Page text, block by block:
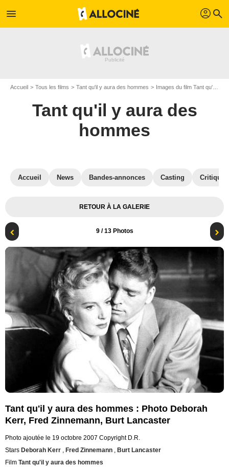
menu profil search
Accueil Tous les films Tant qu'il y aura des hommes Images du film Tant qu'il y aura des hommes
Tant qu'il y aura des
hommes
Accueil News Bandes-annonces Casting
RETOUR À LA GALERIE
9/ 13 Photos
Tant qu'il y aura des hommes : Photo Deborah
Kerr, Fred Zinnemann, Burt Lancaster
Photo ajoutée le 19 octobre 2007 Copyright D.R.
Stars Deborah Kerr , Fred Zinnemann , Burt Lancaster
Film Tant qu'il y aura des hommes